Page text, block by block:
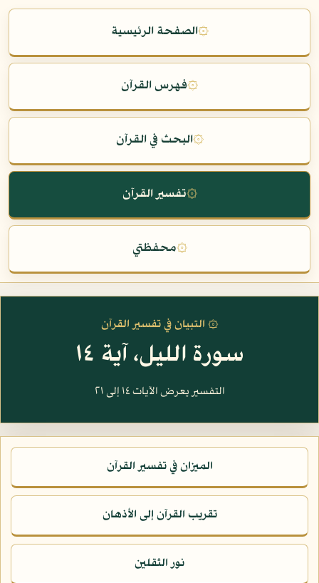
۞الصفحة الرئيسية
۞فهرس القرآن
۞البحث في القرآن
۞تفسير القرآن
۞محفظتي
۞ التبيان في تفسير القرآن
سورة الليل، آية ١٤
التفسير يعرض الآيات ١٤ إلى ٢١
الميزان في تفسير القرآن
تقريب القرآن إلى الأذهان
نور الثقلين